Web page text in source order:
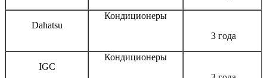
Dahatsu
Кондиционеры
3 года
IGC
Кондиционеры